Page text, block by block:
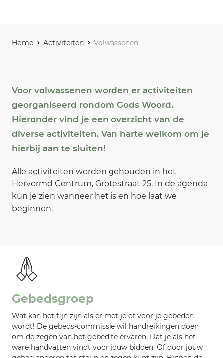
Home Activiteiten Volwassenen
Voor volwassenen worden er activiteiten
georganiseerd rondom Gods Woord.
Hieronder vind je een overzicht van de
diverse activiteiten. Van harte welkom om je
hierbij aan te sluiten!
Alle activiteiten worden gehouden in het
Hervormd Centrum, Grotestraat 25. In de agenda
kun je zien wanneer het is en hoe laat we
beginnen.
Gebedsgroep
Wat kan het fijn zijn als er met je of voor je gebeden
wordt! De gebeds-commissie wil handreikingen doen
om de zegen van het gebed te ervaren. Dat je als het
ware handvatten vindt voor jouw bidden. Of door jouw